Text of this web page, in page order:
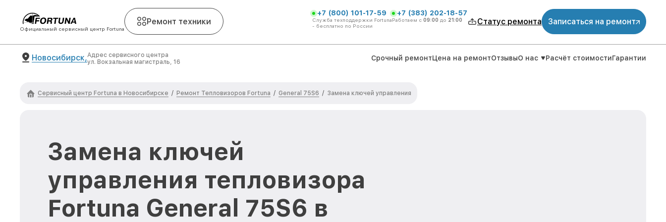
Официальный сервисный центр Fortuna
Ремонт техники
+7 (800) 101-17-59
Служба техподдержки Fortuna
- бесплатно по России
+7 (383) 202-18-57
Работаем с 09:00 до 21:00 Статус ремонта Записаться на ремонт
Новосибирск,Адрес сервисного центра
ул. Вокзальная магистраль, 16
Срочный ремонтЦена на ремонтОтзывыО нас Расчёт стоимостиГарантии
Сервисный центр Fortuna в Новосибирске / Ремонт Тепловизоров Fortuna / General 75S6 / Замена ключей управления
Замена ключей
управления тепловизора
Fortuna General 75S6 в